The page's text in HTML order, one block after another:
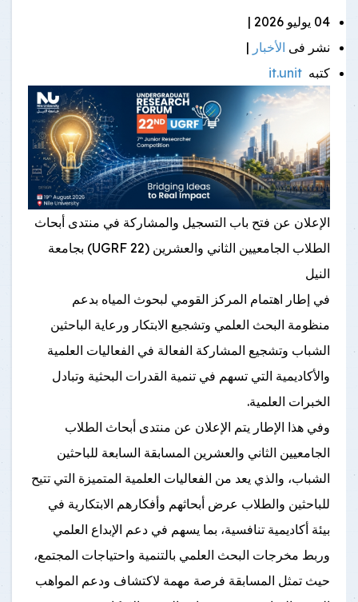
04 يوليو 2026 |
نشر فى الأخبار |
كتبه it.unit
الإعلان عن فتح باب التسجيل والمشاركة في منتدى أبحاث
الطلاب الجامعيين الثاني والعشرين (UGRF 22) بجامعة
النيل
في إطار اهتمام المركز القومي لبحوث المياه بدعم
منظومة البحث العلمي وتشجيع الابتكار ورعاية الباحثين
الشباب وتشجيع المشاركة الفعالة في الفعاليات العلمية
والأكاديمية التي تسهم في تنمية القدرات البحثية وتبادل
الخبرات العلمية.
وفي هذا الإطار يتم الإعلان عن منتدى أبحاث الطلاب
الجامعيين الثاني والعشرين المسابقة السابعة للباحثين
الشباب، والذي يعد من الفعاليات العلمية المتميزة التي تتيح
للباحثين والطلاب عرض أبحاثهم وأفكارهم الابتكارية في
بيئة أكاديمية تنافسية، بما يسهم في دعم الإبداع العلمي
وربط مخرجات البحث العلمي بالتنمية واحتياجات المجتمع،
حيث تمثل المسابقة فرصة مهمة لاكتشاف ودعم المواهب